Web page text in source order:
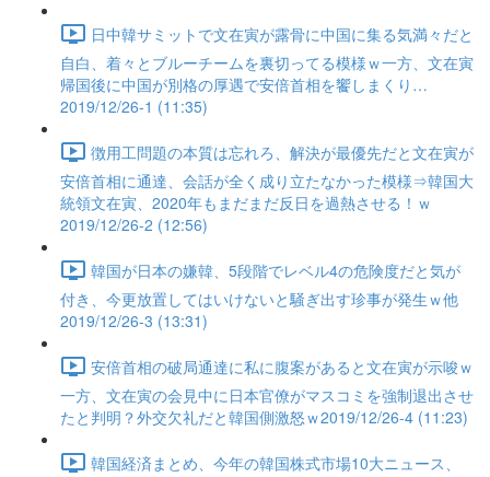
日中韓サミットで文在寅が露骨に中国に集る気満々だと
自白、着々とブルーチームを裏切ってる模様ｗ一方、文在寅
帰国後に中国が別格の厚遇で安倍首相を饗しまくり…
2019/12/26-1 (11:35)
徴用工問題の本質は忘れろ、解決が最優先だと文在寅が
安倍首相に通達、会話が全く成り立たなかった模様⇒韓国大
統領文在寅、2020年もまだまだ反日を過熱させる！ｗ
2019/12/26-2 (12:56)
韓国が日本の嫌韓、5段階でレベル4の危険度だと気が
付き、今更放置してはいけないと騒ぎ出す珍事が発生ｗ他
2019/12/26-3 (13:31)
安倍首相の破局通達に私に腹案があると文在寅が示唆ｗ
一方、文在寅の会見中に日本官僚がマスコミを強制退出させ
たと判明？外交欠礼だと韓国側激怒ｗ2019/12/26-4 (11:23)
韓国経済まとめ、今年の韓国株式市場10大ニュース、